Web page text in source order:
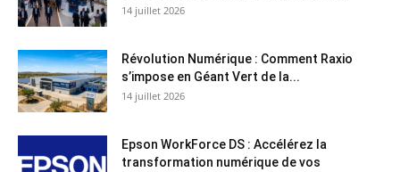
14 juillet 2026
Révolution Numérique : Comment Raxio
s’impose en Géant Vert de la...
14 juillet 2026
Epson WorkForce DS : Accélérez la
transformation numérique de vos